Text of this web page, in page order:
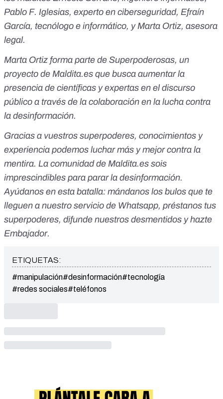
Pablo F. Iglesias, experto en ciberseguridad, Efraín
García, tecnólogo e informático, y Marta Ortiz, asesora
legal.
Marta Ortiz forma parte de Superpoderosas, un
proyecto de Maldita.es que busca aumentar la
presencia de científicas y expertas en el discurso
público a través de la colaboración en la lucha contra
la desinformación.
Gracias a vuestros superpoderes, conocimientos y
experiencia podemos luchar más y mejor contra la
mentira. La comunidad de Maldita.es sois
imprescindibles para parar la desinformación.
Ayúdanos en esta batalla: mándanos los bulos que te
lleguen a nuestro servicio de Whatsapp, préstanos tus
superpoderes, difunde nuestros desmentidos yhazte
Embajador.
ETIQUETAS:
#manipulación#desinformación#tecnología
#redes sociales#teléfonos